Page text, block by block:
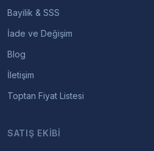
Bayilik & SSS
İade ve Değişim
Blog
İletişim
Toptan Fiyat Listesi
SATIŞ EKIBI